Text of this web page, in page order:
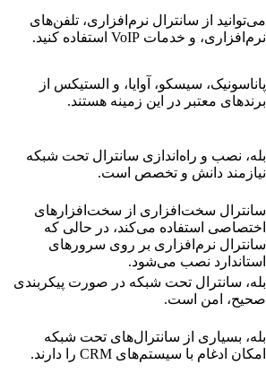
می‌توانید از سانترال نرم‌افزاری، تلفن‌های
نرم‌افزاری، و خدمات VoIP استفاده کنید.
پاناسونیک، سیسکو، آوایا، و الستیکس از
برندهای معتبر در این زمینه هستند.
بله، نصب و راه‌اندازی سانترال تحت شبکه
نیازمند دانش و تخصص است.
سانترال سخت‌افزاری از سخت‌افزارهای
اختصاصی استفاده می‌کند، در حالی که
سانترال نرم‌افزاری بر روی سرورهای
استاندارد نصب می‌شود.
بله، سانترال تحت شبکه در صورت پیکربندی
صحیح، امن است.
بله، بسیاری از سانترال‌های تحت شبکه
امکان ادغام با سیستم‌های CRM را دارند.